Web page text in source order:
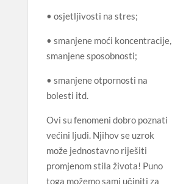
• osjetljivosti na stres;
• smanjene moći koncentracije,
smanjene sposobnosti;
• smanjene otpornosti na
bolesti itd.
Ovi su fenomeni dobro poznati
većini ljudi. Njihov se uzrok
može jednostavno riješiti
promjenom stila života! Puno
toga možemo sami učiniti za